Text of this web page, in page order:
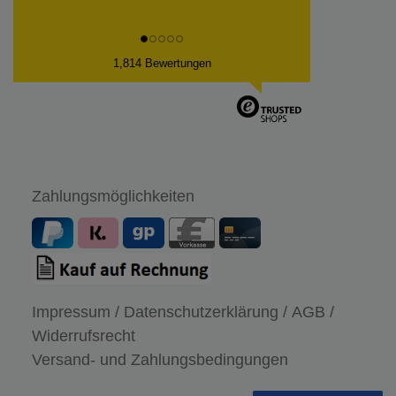
1,814 Bewertungen
Zahlungsmöglichkeiten
Impressum / Datenschutzerklärung / AGB /
Widerrufsrecht
Versand- und Zahlungsbedingungen